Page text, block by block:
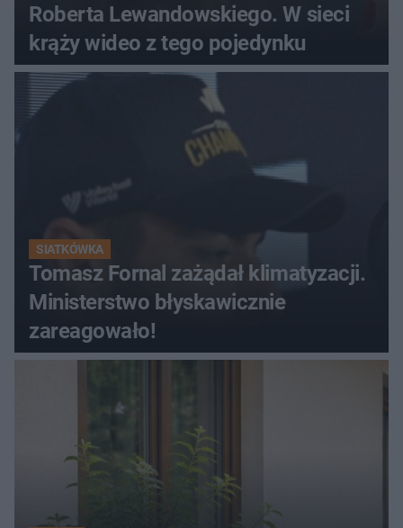
Roberta Lewandowskiego. W sieci
krąży wideo z tego pojedynku
SIATKÓWKA
Tomasz Fornal zażądał klimatyzacji.
Ministerstwo błyskawicznie
zareagowało!